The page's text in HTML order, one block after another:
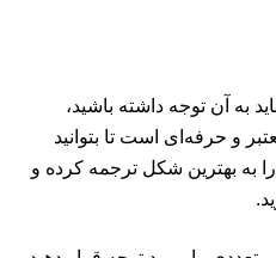
آن توجه داشته باشید،
و حرفه‌ای است تا بتوانید
بهترین شکل ترجمه کرده و